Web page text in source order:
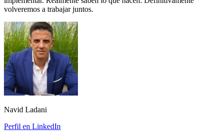
volveremos a trabajar juntos.
Navid Ladani
Perfil en LinkedIn